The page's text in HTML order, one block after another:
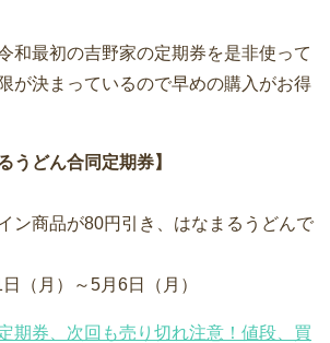
和最初の吉野家の定期券を是非使って
が決まっているので早めの購入がお得
うどん合同定期券】
ン商品が80円引き、はなまるうどんで
（月）～5月6日（月）
期券、次回も売り切れ注意！値段、買